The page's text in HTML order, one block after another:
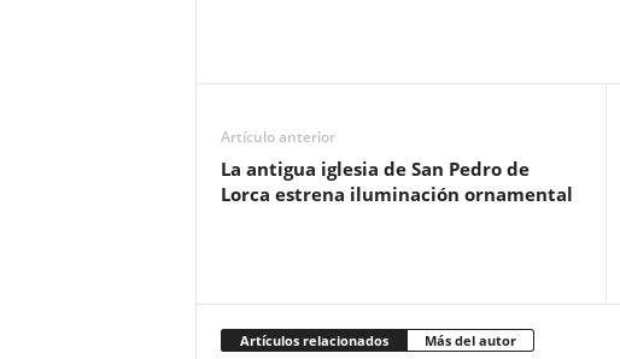
Artículo anterior
La antigua iglesia de San Pedro de
Lorca estrena iluminación ornamental
Artículos relacionados Más del autor